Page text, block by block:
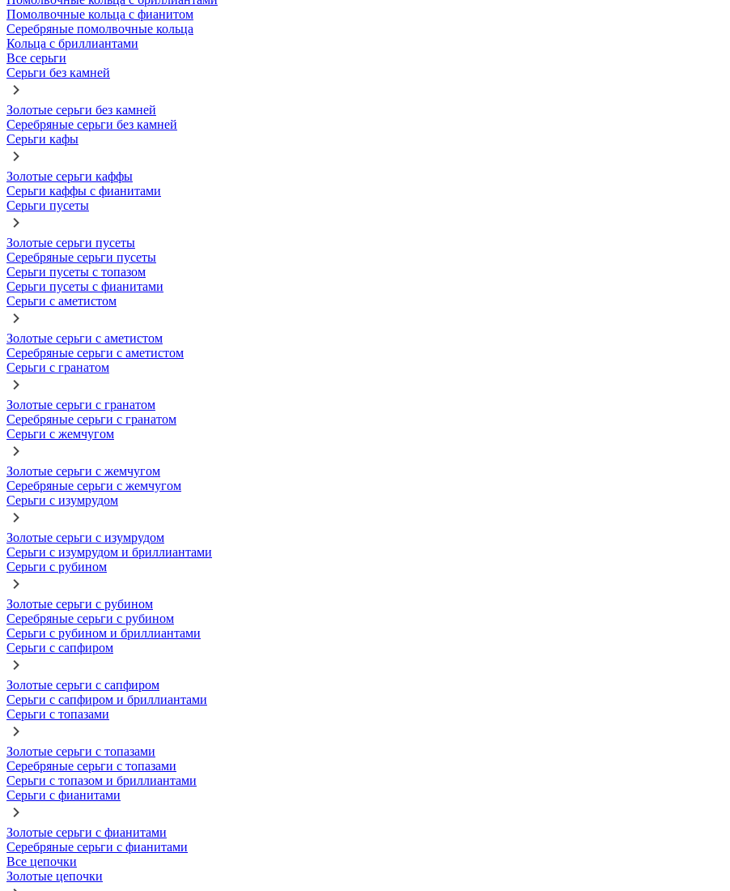
Помолвочные кольца с фианитом
Серебряные помолвочные кольца
Кольца с бриллиантами
Все серьги
Серьги без камней
Золотые серьги без камней
Серебряные серьги без камней
Серьги кафы
Золотые серьги каффы
Серьги каффы с фианитами
Серьги пусеты
Золотые серьги пусеты
Серебряные серьги пусеты
Серьги пусеты с топазом
Серьги пусеты с фианитами
Серьги с аметистом
Золотые серьги с аметистом
Серебряные серьги с аметистом
Серьги с гранатом
Золотые серьги с гранатом
Серебряные серьги с гранатом
Серьги с жемчугом
Золотые серьги с жемчугом
Серебряные серьги с жемчугом
Серьги с изумрудом
Золотые серьги с изумрудом
Серьги с изумрудом и бриллиантами
Серьги с рубином
Золотые серьги с рубином
Серебряные серьги с рубином
Серьги с рубином и бриллиантами
Серьги с сапфиром
Золотые серьги с сапфиром
Серьги с сапфиром и бриллиантами
Серьги с топазами
Золотые серьги с топазами
Серебряные серьги с топазами
Серьги с топазом и бриллиантами
Серьги с фианитами
Золотые серьги с фианитами
Серебряные серьги с фианитами
Все цепочки
Золотые цепочки